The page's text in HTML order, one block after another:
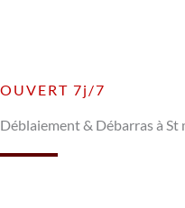
OUVERT 7j/7
Déblaiement & Débarras à St